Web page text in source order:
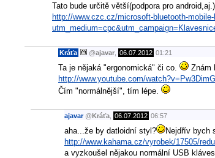
Tato bude určitě větší(podpora pro android,aj.)
http://www.czc.cz/microsoft-bluetooth-
Kráťa @ajavar 06.07.2012 01:21
Ta je nějaká "ergonomická" či co.
Znám
http://www.youtube.com/
Čím "normálnější", tím lépe.
ajavar @Kráťa 06.07.2012 06:57
aha...že by datloidní styl?
Nejdřív bych
http://www.kahama.cz/vyrobek/17505/
a vyzkoušel nějakou normální USB